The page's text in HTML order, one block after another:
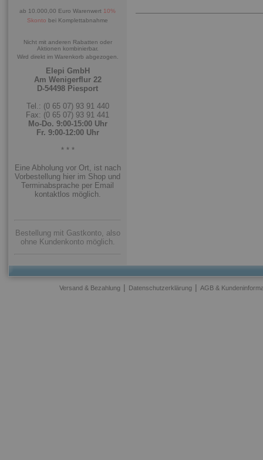
ab 10.000,00 Euro Warenwert 10%
Skonto bei Komplettabnahme
Nicht mit anderen Rabatten oder
Aktionen kombinierbar.
Wird direkt im Warenkorb abgezogen.
Elepi GmbH
Am Wenigerflur 22
D-54498 Piesport
Tel.: (0 65 07) 93 91 440
Fax: (0 65 07) 93 91 441
Mo-Do. 9:00-15:00 Uhr
Fr. 9:00-12:00 Uhr
* * *
Eine Abholung vor Ort, ist nach
Vorbestellung hier im Shop und
Terminabsprache per Email
kontaktlos möglich.
Bestellung mit Gastkonto, also
ohne Kundenkonto möglich.
Versand & Bezahlung | Datenschutzerklärung | AGB &